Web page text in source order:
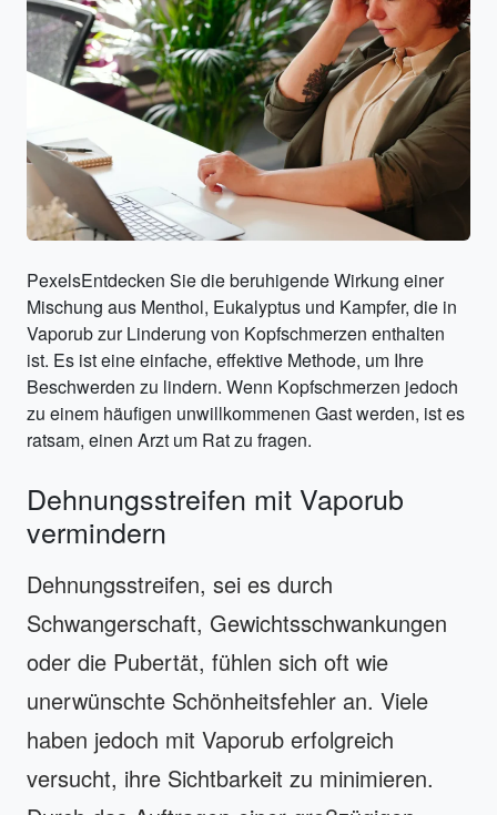
PexelsEntdecken Sie die beruhigende Wirkung einer
Mischung aus Menthol, Eukalyptus und Kampfer, die in
Vaporub zur Linderung von Kopfschmerzen enthalten
ist. Es ist eine einfache, effektive Methode, um Ihre
Beschwerden zu lindern. Wenn Kopfschmerzen jedoch
zu einem häufigen unwillkommenen Gast werden, ist es
ratsam, einen Arzt um Rat zu fragen.
Dehnungsstreifen mit Vaporub
vermindern
Dehnungsstreifen, sei es durch
Schwangerschaft, Gewichtsschwankungen
oder die Pubertät, fühlen sich oft wie
unerwünschte Schönheitsfehler an. Viele
haben jedoch mit Vaporub erfolgreich
versucht, ihre Sichtbarkeit zu minimieren.